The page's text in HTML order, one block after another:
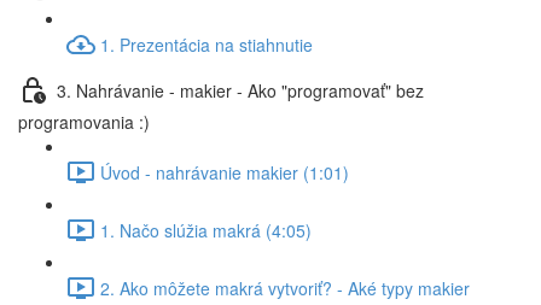
1. Prezentácia na stiahnutie
3. Nahrávanie - makier - Ako "programovať" bez
programovania :)
Úvod - nahrávanie makier (1:01)
1. Načo slúžia makrá (4:05)
2. Ako môžete makrá vytvoriť? - Aké typy makier